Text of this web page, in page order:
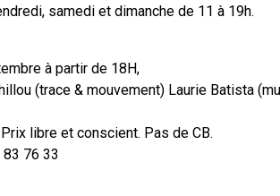
samedi et dimanche de 11 à 19h.
à partir de 18H,
(trace & mouvement) Laurie Batista
libre et conscient. Pas de CB.
76 33